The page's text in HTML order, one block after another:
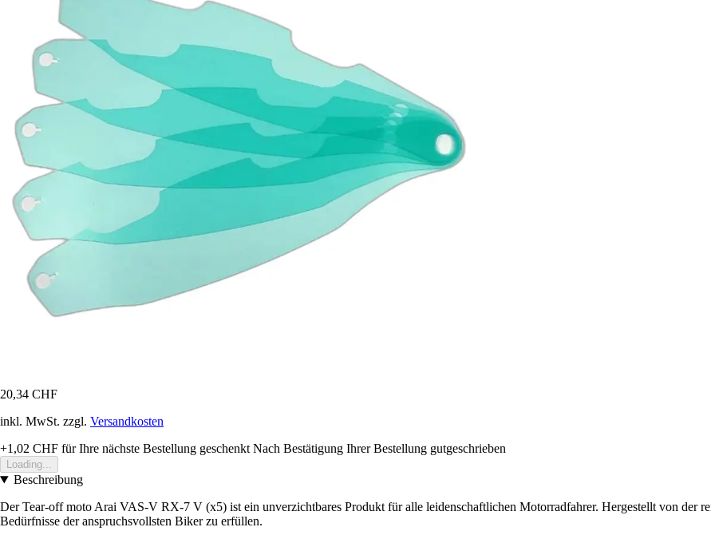
20,34 CHF
inkl. MwSt. zzgl. Versandkosten
+1,02 CHF für Ihre nächste Bestellung geschenkt Nach Bestätigung Ihrer Bestellung gutgeschrieben
Loading...
Beschreibung
Der Tear-off moto Arai VAS-V RX-7 V (x5) ist ein unverzichtbares Produkt für alle leidenschaftlichen Motorradfahrer. Hergestellt von der
Bedürfnisse der anspruchsvollsten Biker zu erfüllen.